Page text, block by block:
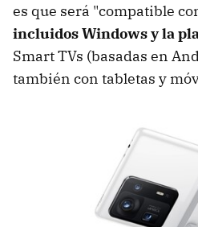
es que será "compatible
incluidos Windows y la
Smart TVs (basadas en
también con tabletas y